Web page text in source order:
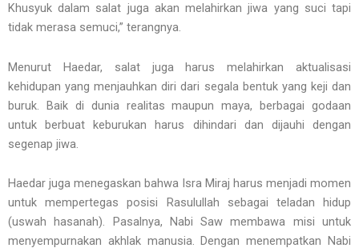
Khusyuk dalam salat juga akan melahirkan jiwa yang suci tapi
tidak merasa semuci,” terangnya.
Menurut Haedar, salat juga harus melahirkan aktualisasi
kehidupan yang menjauhkan diri dari segala bentuk yang keji dan
buruk. Baik di dunia realitas maupun maya, berbagai godaan
untuk berbuat keburukan harus dihindari dan dijauhi dengan
segenap jiwa.
Haedar juga menegaskan bahwa Isra Miraj harus menjadi momen
untuk mempertegas posisi Rasulullah sebagai teladan hidup
(uswah hasanah). Pasalnya, Nabi Saw membawa misi untuk
menyempurnakan akhlak manusia. Dengan menempatkan Nabi